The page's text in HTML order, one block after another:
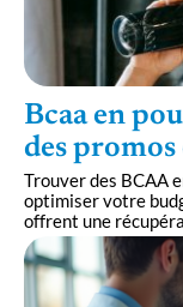
Bcaa en
des promos
Trouver des BCAA
optimiser votre
offrent une